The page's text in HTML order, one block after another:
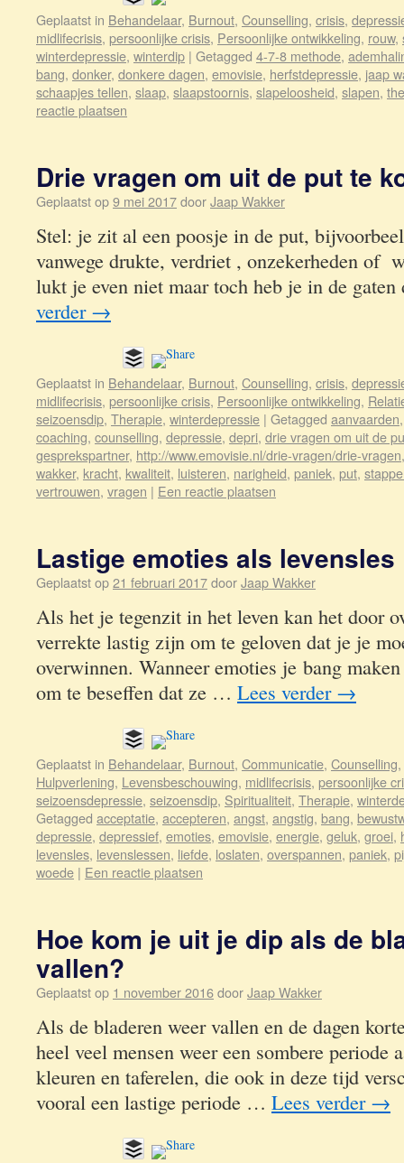
Geplaatst in Behandelaar, Burnout, Counselling, crisis,
midlifecrisis, persoonlijke crisis, Persoonlijke ontwikkeling, rouw,
winterdepressie, winterdip | Getagged 4-7-8 methode,
bang, donker, donkere dagen, emovisie, herfstdepressie, jaap
schaapjes tellen, slaap, slaapstoornis, slapeloosheid, slapen,
reactie plaatsen
Drie vragen om uit de put te
Geplaatst op9 mei 2017doorJaap Wakker
Stel: je zit al een poosje in de put,
vanwege drukte, verdriet , onzekerheden of
lukt je even niet maar toch heb je in de
verder →
Geplaatst in Behandelaar, Burnout, Counselling, crisis,
midlifecrisis, persoonlijke crisis, Persoonlijke ontwikkeling,
seizoensdip, Therapie, winterdepressie | Getagged aanvaarden
coaching, counselling, depressie, depri, drie vragen om uit de
gesprekspartner, http://www.emovisie.nl/drie-vragen/drie-vragen
wakker, kracht, kwaliteit, luisteren, narigheid, paniek, put,
vertrouwen, vragen | Een reactie plaatsen
Lastige emoties als levensles
Geplaatst op21 februari 2017doorJaap Wakker
Als het je tegenzit in het leven kan het door
verrekte lastig zijn om te geloven dat je je
overwinnen. Wanneer emoties je bang
om te beseffen dat ze … Lees verder →
Geplaatst in Behandelaar, Burnout, Communicatie, Counselling,
Hulpverlening, Levensbeschouwing, midlifecrisis, persoonlijke
seizoensdepressie, seizoensdip, Spiritualiteit, Therapie,
Getagged acceptatie, accepteren, angst, angstig, bang,
depressie, depressief, emoties, emovisie, energie, geluk, groei,
levensles, levenslessen, liefde, loslaten, overspannen, paniek,
woede | Een reactie plaatsen
Hoe kom je uit je dip als de
vallen?
Geplaatst op 1 november 2016doorJaap Wakker
Als de bladeren weer vallen en de dagen
heel veel mensen weer een sombere periode
kleuren en taferelen, die ook in deze tijd
vooral een lastige periode … Lees verder →